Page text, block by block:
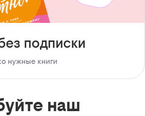
подписки
нужные книги
наш